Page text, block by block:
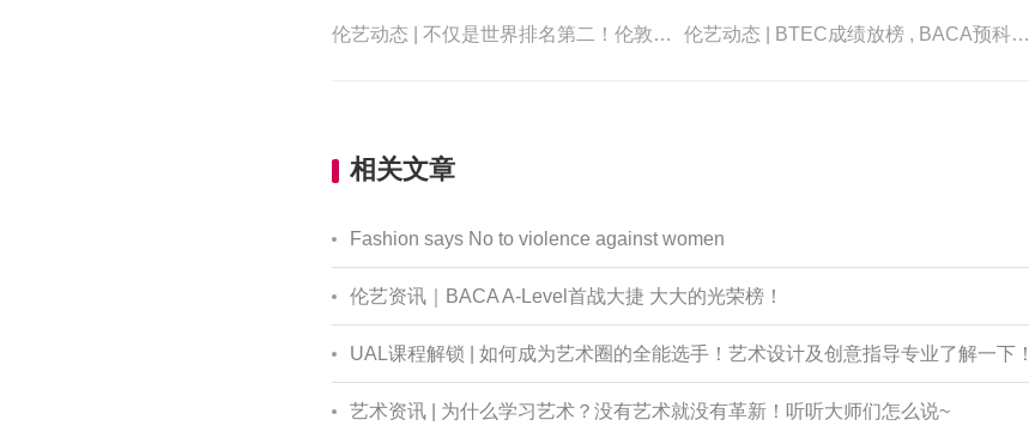
伦艺动态 | 不仅是世界排名第二！伦敦艺术大学2021/22学年还获得了哪些卓越成就？ 伦艺动态 | BTEC成绩放榜 , BACA预科生再创佳绩 , 全员通过！
相关文章
Fashion says No to violence against women
伦艺资讯｜BACA A-Level首战大捷 大大的光荣榜！
UAL课程解锁 | 如何成为艺术圈的全能选手！艺术设计及创意指导专业了解一下！
艺术资讯 | 为什么学习艺术？没有艺术就没有革新！听听大师们怎么说~